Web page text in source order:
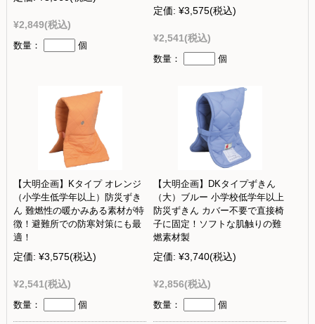
¥2,849(税込)
数量： 個
定価: ¥3,575(税込)
¥2,541(税込)
数量： 個
【大明企画】Kタイプ オレンジ
（小学生低学年以上）防災ずき
ん 難燃性の暖かみある素材が特
徴！避難所での防寒対策にも最
適！
定価: ¥3,575(税込)
¥2,541(税込)
数量： 個
【大明企画】DKタイプずきん
（大）ブルー 小学校低学年以上
防災ずきん カバー不要で直接椅
子に固定！ソフトな肌触りの難
燃素材製
定価: ¥3,740(税込)
¥2,856(税込)
数量： 個